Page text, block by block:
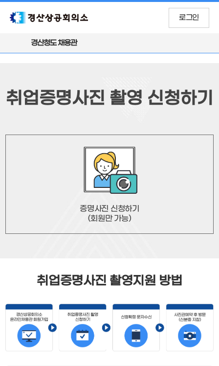
경산청도 채용관
로그인
취업증명사진 촬영 신청하기
증명사진 신청하기
(회원만 가능)
취업증명사진 촬영지원 방법